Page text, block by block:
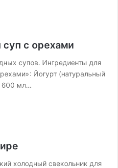
с орехами
супов. Ингредиенты для
Йогурт (натуральный
600 мл…
холодный свекольник для